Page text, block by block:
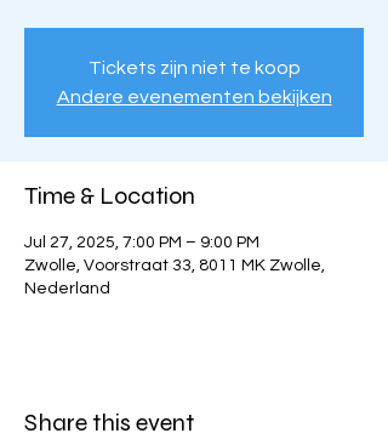
Tickets zijn niet te koop
Andere evenementen bekijken
Time & Location
Jul 27, 2025, 7:00 PM – 9:00 PM
Zwolle, Voorstraat 33, 8011 MK Zwolle,
Nederland
Share this event